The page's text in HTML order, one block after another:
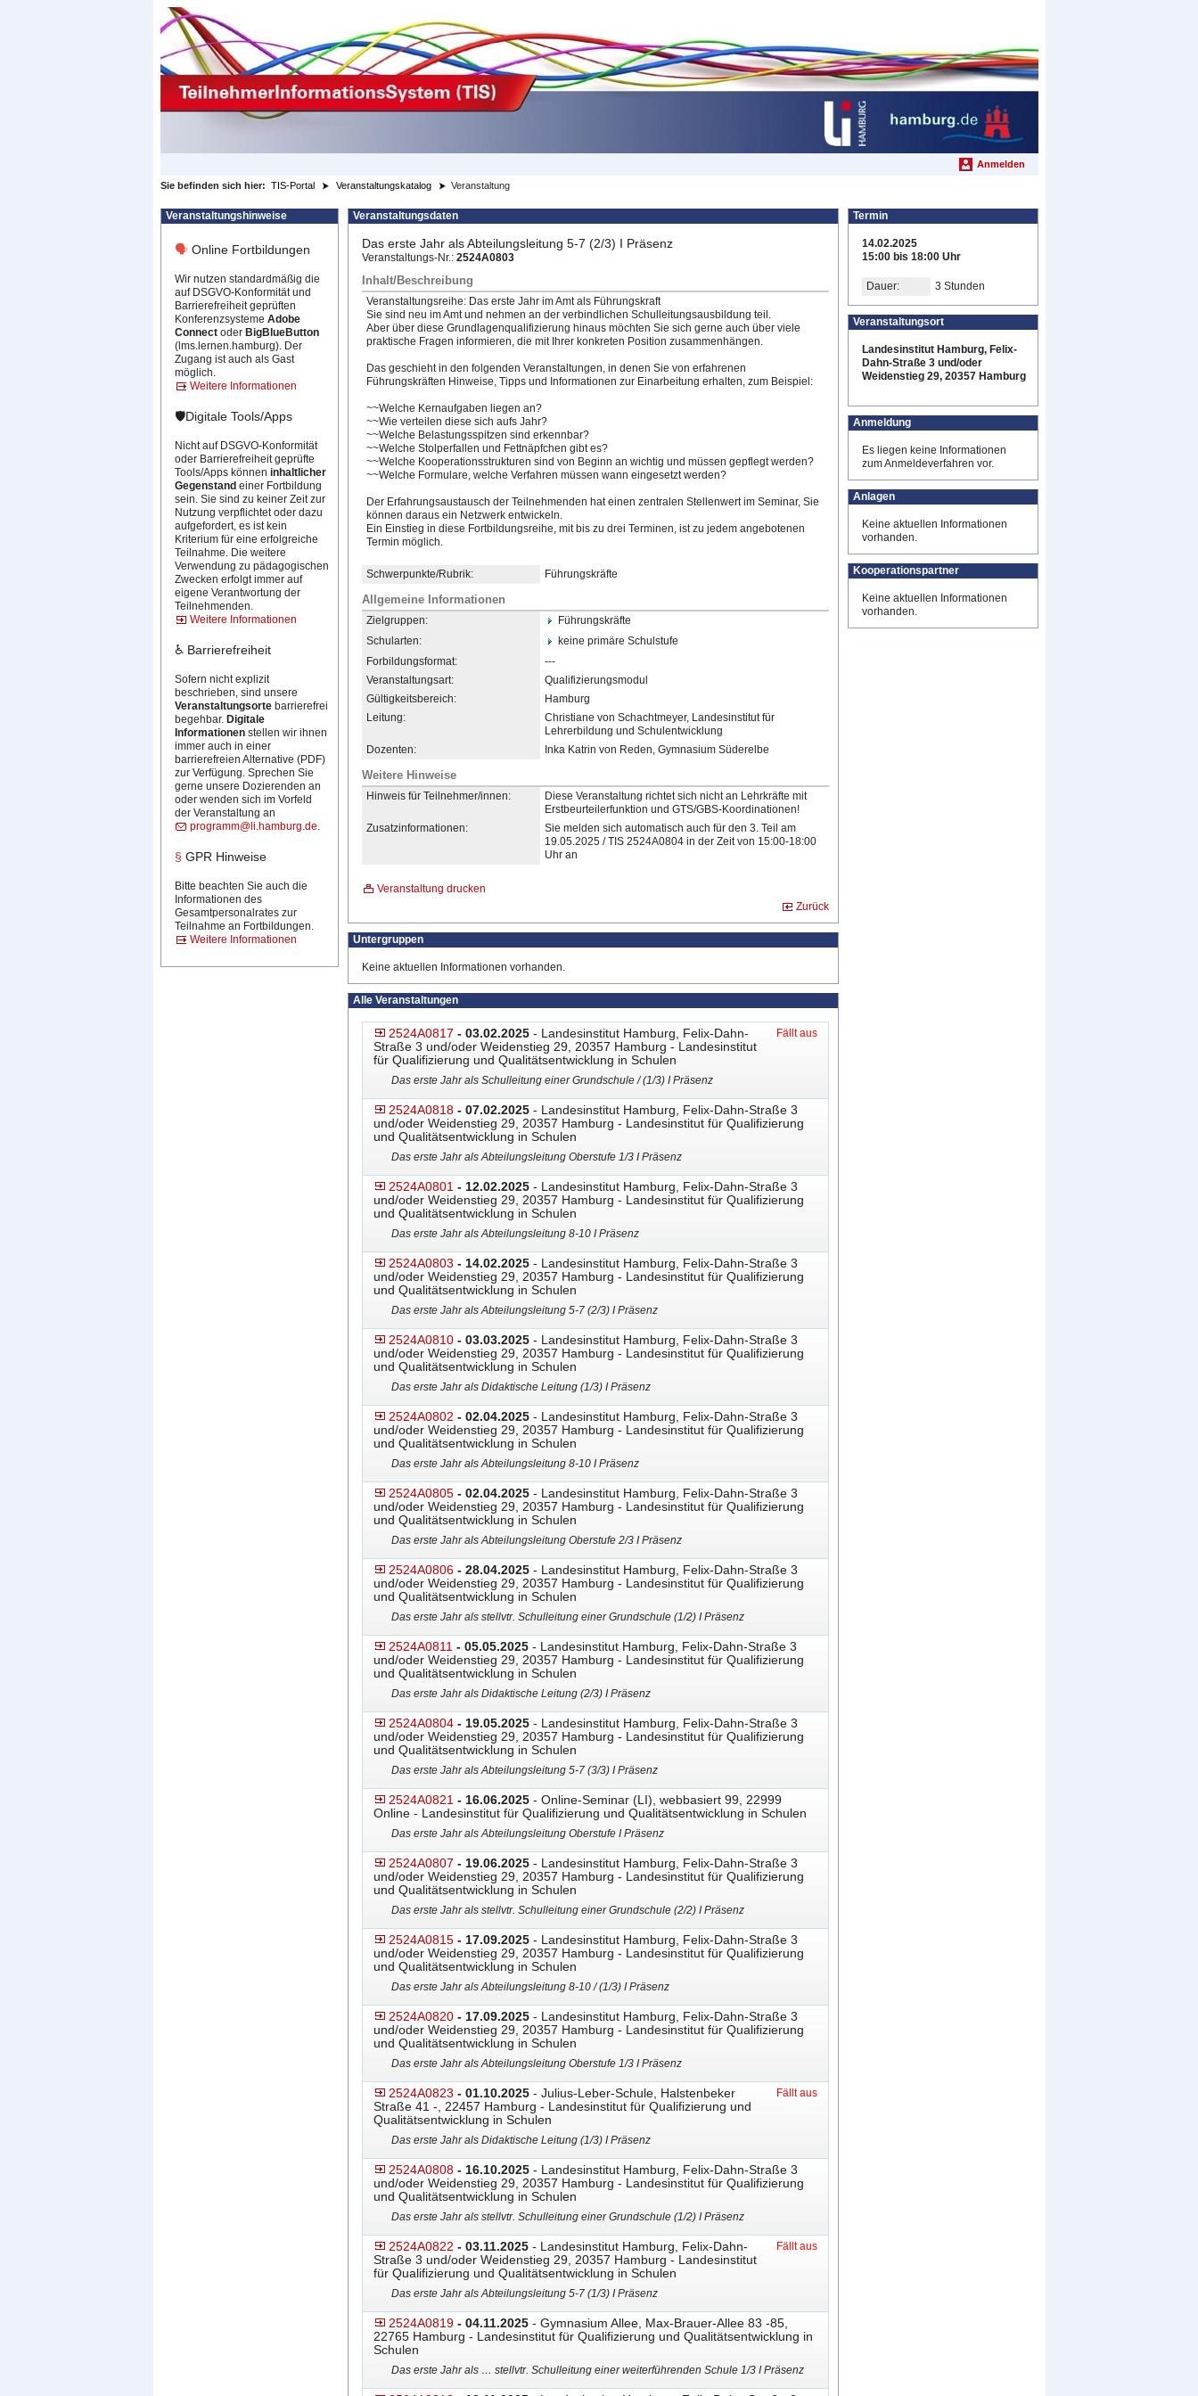
Anmelden
Sie befinden sich hier: TIS-Portal Veranstaltungskatalog Veranstaltung
Veranstaltungshinweise
🗣Online Fortbildungen
Wir nutzen standardmäßig die
auf DSGVO-Konformität und
Barrierefreiheit geprüften
Konferenzsysteme Adobe
Connect oderBigBlueButton
(lms.lernen.hamburg). Der
Zugang ist auch als Gast
möglich.
Weitere Informationen
🛡️Digitale Tools/Apps
Nicht auf DSGVO-Konformität
oder Barrierefreiheit geprüfte
Tools/Apps können inhaltlicher
Gegenstand einer Fortbildung
sein. Sie sind zu keiner Zeit zur
Nutzung verpflichtet oder dazu
aufgefordert, es ist kein
Kriterium für eine erfolgreiche
Teilnahme. Die weitere
Verwendung zu pädagogischen
Zwecken erfolgt immer auf
eigene Verantwortung der
Teilnehmenden.
Weitere Informationen
♿ Barrierefreiheit
Sofern nicht explizit
beschrieben, sind unsere
Veranstaltungsortebarrierefrei
begehbar. Digitale
Informationenstellen wir ihnen
immer auch in einer
barrierefreien Alternative (PDF)
zur Verfügung. Sprechen Sie
gerne unsere Dozierenden an
oder wenden sich im Vorfeld
der Veranstaltung an
programm@li.hamburg.de.
§ GPR Hinweise
Bitte beachten Sie auch die
Informationen des
Gesamtpersonalrates zur
Teilnahme an Fortbildungen.
Weitere Informationen
Veranstaltungsdaten
Das erste Jahr als Abteilungsleitung 5-7 (2/3) I Präsenz
Veranstaltungs-Nr.: 2524A0803
Inhalt/Beschreibung
Veranstaltungsreihe: Das erste Jahr im Amt als Führungskraft
Sie sind neu im Amt und nehmen an der verbindlichen Schulleitungsausbildung teil.
Aber über diese Grundlagenqualifizierung hinaus möchten Sie sich gerne auch über viele
praktische Fragen informieren, die mit Ihrer konkreten Position zusammenhängen.
Das geschieht in den folgenden Veranstaltungen, in denen Sie von erfahrenen
Führungskräften Hinweise, Tipps und Informationen zur Einarbeitung erhalten, zum Beispiel:
~~Welche Kernaufgaben liegen an?
~~Wie verteilen diese sich aufs Jahr?
~~Welche Belastungsspitzen sind erkennbar?
~~Welche Stolperfallen und Fettnäpfchen gibt es?
~~Welche Kooperationsstrukturen sind von Beginn an wichtig und müssen gepflegt werden?
~~Welche Formulare, welche Verfahren müssen wann eingesetzt werden?
Der Erfahrungsaustausch der Teilnehmenden hat einen zentralen Stellenwert im Seminar, Sie
können daraus ein Netzwerk entwickeln.
Ein Einstieg in diese Fortbildungsreihe, mit bis zu drei Terminen, ist zu jedem angebotenen
Termin möglich.
Schwerpunkte/Rubrik: Führungskräfte
Allgemeine Informationen
Zielgruppen:
Führungskräfte
Schularten:
keine primäre Schulstufe
Forbildungsformat:
---
Veranstaltungsart:
Qualifizierungsmodul
Gültigkeitsbereich:
Hamburg
Leitung:
Christiane von Schachtmeyer, Landesinstitut für
Lehrerbildung und Schulentwicklung
Dozenten:
Inka Katrin von Reden, Gymnasium Süderelbe
Weitere Hinweise
Hinweis für Teilnehmer/innen:
Diese Veranstaltung richtet sich nicht an Lehrkräfte mit
Erstbeurteilerfunktion und GTS/GBS-Koordinationen!
Zusatzinformationen:
Sie melden sich automatisch auch für den 3. Teil am
19.05.2025 / TIS 2524A0804 in der Zeit von 15:00-18:00
Uhr an
Veranstaltung drucken
Zurück
Untergruppen
Keine aktuellen Informationen vorhanden.
Alle Veranstaltungen
2524A0817 - 03.02.2025- Landesinstitut Hamburg, Felix-Dahn-
Straße 3 und/oder Weidenstieg 29, 20357 Hamburg - Landesinstitut
für Qualifizierung und Qualitätsentwicklung in Schulen
Fällt aus
Das erste Jahr als Schulleitung einer Grundschule / (1/3) I Präsenz
2524A0818 - 07.02.2025- Landesinstitut Hamburg, Felix-Dahn-Straße 3
und/oder Weidenstieg 29, 20357 Hamburg - Landesinstitut für Qualifizierung
und Qualitätsentwicklung in Schulen
Das erste Jahr als Abteilungsleitung Oberstufe 1/3 I Präsenz
2524A0801 - 12.02.2025- Landesinstitut Hamburg, Felix-Dahn-Straße 3
und/oder Weidenstieg 29, 20357 Hamburg - Landesinstitut für Qualifizierung
und Qualitätsentwicklung in Schulen
Das erste Jahr als Abteilungsleitung 8-10 I Präsenz
2524A0803 - 14.02.2025- Landesinstitut Hamburg, Felix-Dahn-Straße 3
und/oder Weidenstieg 29, 20357 Hamburg - Landesinstitut für Qualifizierung
und Qualitätsentwicklung in Schulen
Das erste Jahr als Abteilungsleitung 5-7 (2/3) I Präsenz
2524A0810 - 03.03.2025- Landesinstitut Hamburg, Felix-Dahn-Straße 3
und/oder Weidenstieg 29, 20357 Hamburg - Landesinstitut für Qualifizierung
und Qualitätsentwicklung in Schulen
Das erste Jahr als Didaktische Leitung (1/3) I Präsenz
2524A0802 - 02.04.2025- Landesinstitut Hamburg, Felix-Dahn-Straße 3
und/oder Weidenstieg 29, 20357 Hamburg - Landesinstitut für Qualifizierung
und Qualitätsentwicklung in Schulen
Das erste Jahr als Abteilungsleitung 8-10 I Präsenz
2524A0805 - 02.04.2025- Landesinstitut Hamburg, Felix-Dahn-Straße 3
und/oder Weidenstieg 29, 20357 Hamburg - Landesinstitut für Qualifizierung
und Qualitätsentwicklung in Schulen
Das erste Jahr als Abteilungsleitung Oberstufe 2/3 I Präsenz
2524A0806 - 28.04.2025- Landesinstitut Hamburg, Felix-Dahn-Straße 3
und/oder Weidenstieg 29, 20357 Hamburg - Landesinstitut für Qualifizierung
und Qualitätsentwicklung in Schulen
Das erste Jahr als stellvtr. Schulleitung einer Grundschule (1/2) I Präsenz
2524A0811 - 05.05.2025- Landesinstitut Hamburg, Felix-Dahn-Straße 3
und/oder Weidenstieg 29, 20357 Hamburg - Landesinstitut für Qualifizierung
und Qualitätsentwicklung in Schulen
Das erste Jahr als Didaktische Leitung (2/3) I Präsenz
2524A0804 - 19.05.2025- Landesinstitut Hamburg, Felix-Dahn-Straße 3
und/oder Weidenstieg 29, 20357 Hamburg - Landesinstitut für Qualifizierung
und Qualitätsentwicklung in Schulen
Das erste Jahr als Abteilungsleitung 5-7 (3/3) I Präsenz
2524A0821 - 16.06.2025- Online-Seminar (LI), webbasiert 99, 22999
Online - Landesinstitut für Qualifizierung und Qualitätsentwicklung in Schulen
Das erste Jahr als Abteilungsleitung Oberstufe I Präsenz
2524A0807 - 19.06.2025- Landesinstitut Hamburg, Felix-Dahn-Straße 3
und/oder Weidenstieg 29, 20357 Hamburg - Landesinstitut für Qualifizierung
und Qualitätsentwicklung in Schulen
Das erste Jahr als stellvtr. Schulleitung einer Grundschule (2/2) I Präsenz
2524A0815 - 17.09.2025- Landesinstitut Hamburg, Felix-Dahn-Straße 3
und/oder Weidenstieg 29, 20357 Hamburg - Landesinstitut für Qualifizierung
und Qualitätsentwicklung in Schulen
Das erste Jahr als Abteilungsleitung 8-10 / (1/3) I Präsenz
2524A0820 - 17.09.2025- Landesinstitut Hamburg, Felix-Dahn-Straße 3
und/oder Weidenstieg 29, 20357 Hamburg - Landesinstitut für Qualifizierung
und Qualitätsentwicklung in Schulen
Das erste Jahr als Abteilungsleitung Oberstufe 1/3 I Präsenz
2524A0823 - 01.10.2025- Julius-Leber-Schule, Halstenbeker
Straße 41 -, 22457 Hamburg - Landesinstitut für Qualifizierung und
Qualitätsentwicklung in Schulen
Fällt aus
Das erste Jahr als Didaktische Leitung (1/3) I Präsenz
2524A0808 - 16.10.2025- Landesinstitut Hamburg, Felix-Dahn-Straße 3
und/oder Weidenstieg 29, 20357 Hamburg - Landesinstitut für Qualifizierung
und Qualitätsentwicklung in Schulen
Das erste Jahr als stellvtr. Schulleitung einer Grundschule (1/2) I Präsenz
2524A0822 - 03.11.2025- Landesinstitut Hamburg, Felix-Dahn-
Straße 3 und/oder Weidenstieg 29, 20357 Hamburg - Landesinstitut
für Qualifizierung und Qualitätsentwicklung in Schulen
Fällt aus
Das erste Jahr als Abteilungsleitung 5-7 (1/3) I Präsenz
2524A0819 - 04.11.2025- Gymnasium Allee, Max-Brauer-Allee 83 -85,
22765 Hamburg - Landesinstitut für Qualifizierung und Qualitätsentwicklung in
Schulen
Das erste Jahr als … stellvtr. Schulleitung einer weiterführenden Schule 1/3 I Präsenz
Termin
14.02.2025
15:00 bis 18:00 Uhr
Dauer: 3 Stunden
Veranstaltungsort
Landesinstitut Hamburg, Felix-
Dahn-Straße 3 und/oder
Weidenstieg 29, 20357 Hamburg
Anmeldung
Es liegen keine Informationen
zum Anmeldeverfahren vor.
Anlagen
Keine aktuellen Informationen
vorhanden.
Kooperationspartner
Keine aktuellen Informationen
vorhanden.